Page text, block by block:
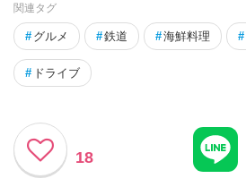
関連タグ
# グルメ #鉄道 #海鮮料理 #
# ドライブ
18